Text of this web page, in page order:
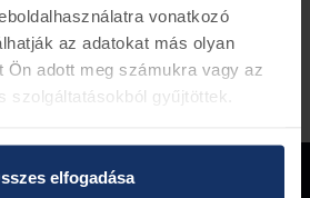
vonatkozó
az adatokat más olyan
Ön adott meg számukra vagy az
szolgáltatásokból gyűjtöttek.
elfogadása